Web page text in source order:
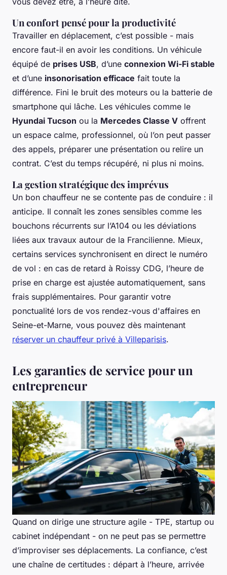
Un confort pensé pour la productivité
Travailler en déplacement, c’est possible - mais
encore faut-il en avoir les conditions. Un véhicule
équipé de prises USB, d’une connexion Wi-Fi stable
et d’une insonorisation efficace fait toute la
différence. Fini le bruit des moteurs ou la batterie de
smartphone qui lâche. Les véhicules comme le
Hyundai Tucson ou la Mercedes Classe V offrent
un espace calme, professionnel, où l’on peut passer
des appels, préparer une présentation ou relire un
contrat. C’est du temps récupéré, ni plus ni moins.
La gestion stratégique des imprévus
Un bon chauffeur ne se contente pas de conduire : il
anticipe. Il connaît les zones sensibles comme les
bouchons récurrents sur l’A104 ou les déviations
liées aux travaux autour de la Francilienne. Mieux,
certains services synchronisent en direct le numéro
de vol : en cas de retard à Roissy CDG, l’heure de
prise en charge est ajustée automatiquement, sans
frais supplémentaires. Pour garantir votre
ponctualité lors de vos rendez-vous d'affaires en
Seine-et-Marne, vous pouvez dès maintenant
réserver un chauffeur privé à Villeparisis.
Les garanties de service pour un
entrepreneur
Quand on dirige une structure agile - TPE, startup ou
cabinet indépendant - on ne peut pas se permettre
d’improviser ses déplacements. La confiance, c’est
une chaîne de certitudes : départ à l’heure, arrivée